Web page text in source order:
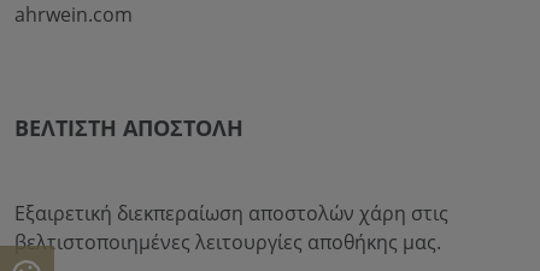
ahrwein.com
ΒΈΛΤΙΣΤΗ ΑΠΟΣΤΟΛΉ
Εξαιρετική διεκπεραίωση αποστολών χάρη στις
βελτιστοποιημένες λειτουργίες αποθήκης μας.